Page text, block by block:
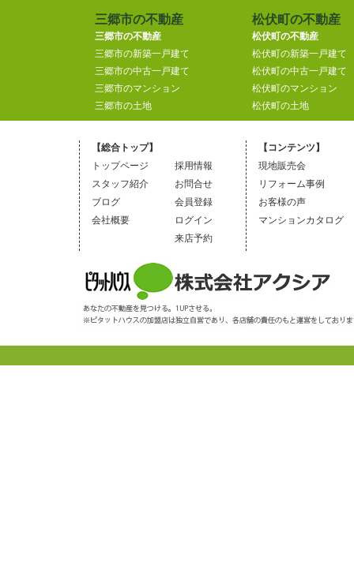
三郷市の不動産
三郷市の不動産
三郷市の新築一戸建て
三郷市の中古一戸建て
三郷市のマンション
三郷市の土地
松伏町の不動産
松伏町の不動産
松伏町の新築一戸建て
松伏町の中古一戸建て
松伏町のマンション
松伏町の土地
【総合トップ】
トップページ
スタッフ紹介
ブログ
会社概要
採用情報
お問合せ
会員登録
ログイン
来店予約
【コンテンツ】
現地販売会
リフォーム事例
お客様の声
マンションカタログ